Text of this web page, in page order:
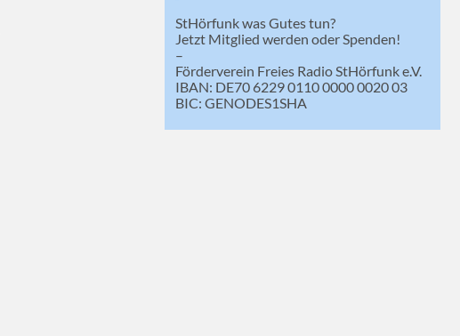
StHörfunk was Gutes tun?
Jetzt Mitglied werden oder Spenden!
–
Förderverein Freies Radio StHörfunk e.V.
IBAN: DE70 6229 0110 0000 0020 03
BIC: GENODES1SHA